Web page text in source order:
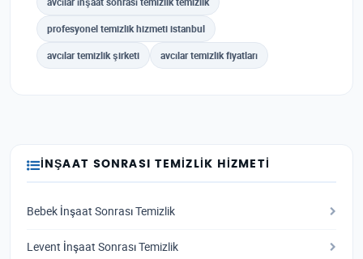
profesyonel temizlik hizmeti istanbul
avcılar temizlik şirketi avcılar temizlik fiyatları
İNŞAAT SONRASI TEMIZLIK HIZMETI
Bebek İnşaat Sonrası Temizlik
Levent İnşaat Sonrası Temizlik